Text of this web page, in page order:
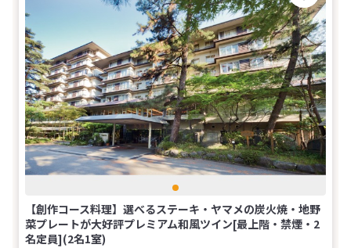
【創作コース料理】選べるステーキ・ヤマメの炭火焼・地野
菜プレートが大好評プレミアム和風ツイン[最上階・禁煙・2
名定員](2名1室)